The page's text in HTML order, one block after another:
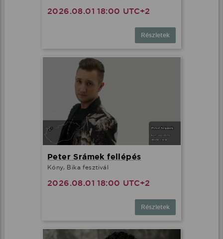
2026.08.01 18:00 UTC+2
Részletek
Peter Srámek fellépés
Kóny, Bika fesztivál
2026.08.01 18:00 UTC+2
Részletek